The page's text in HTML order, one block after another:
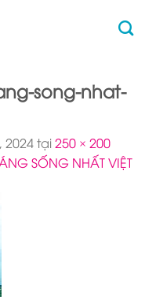
song-nhat-
2024tại 250 × 200
SỐNG NHẤT VIỆT